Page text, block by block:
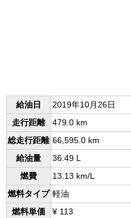
給油日
2019年10月26日
走行距離
479.0 km
総走行距離 66,595.0 km
給油量
36.49 L
燃費
13.13 km/L
燃料タイプ 軽油
燃料単価
¥ 113